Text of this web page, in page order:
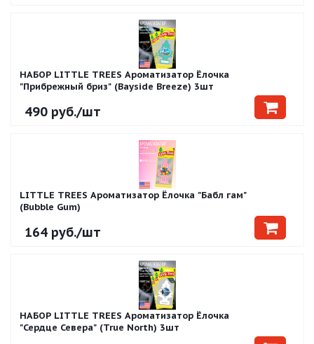
НАБОР LITTLE TREES Ароматизатор Ёлочка
"Прибрежный бриз" (Bayside Breeze) 3шт
490 руб./шт
LITTLE TREES Ароматизатор Ёлочка "Бабл гам"
(Bubble Gum)
164 руб./шт
НАБОР LITTLE TREES Ароматизатор Ёлочка
"Сердце Севера" (True North) 3шт